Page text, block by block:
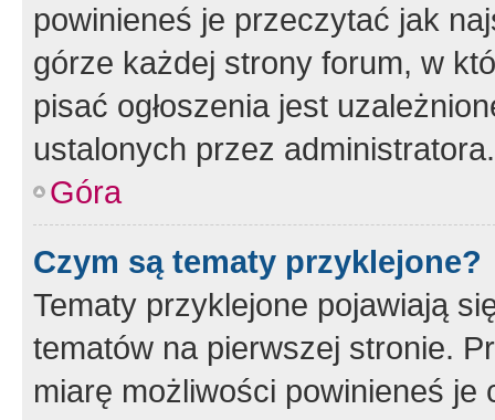
powinieneś je przeczytać jak
górze każdej strony forum, w
pisać ogłoszenia jest
ustalonych przez administratora.
Góra
Czym są tematy przyklejone?
Tematy przyklejone pojawiają
tematów na pierwszej stronie.
miarę możliwości powinieneś je